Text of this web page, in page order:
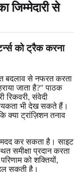
से
को ट्रैक करना
बदलाव से नफरत करता
जाता है?" पाठक
रिकवरी, संवेदी
भी देख सकते हैं।
क्या ट्रांज़िशन तनाव
कर सकता है। साइट
समीक्षा प्रदान करता
को शक्तियों,
सकती है।